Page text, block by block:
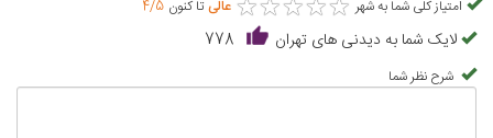
موزه خط و كتابت میرعماد کاخ
سعدآباد تهران
امتیاز کلی شما به شهر ★★★★★
★★★★★ عالی تا کنون 4/5
لایک شما به دیدنی های تهران 778
شرح نظر شما